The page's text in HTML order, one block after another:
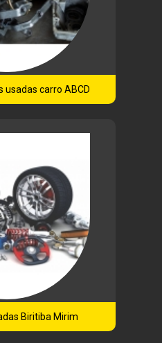
usadas carro ABCD
Biritiba Mirim